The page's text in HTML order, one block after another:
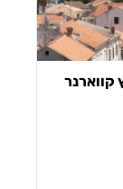
קווארנר